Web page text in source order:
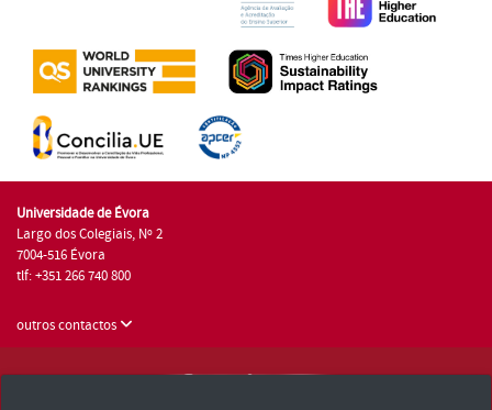
Universidade de Évora
Largo dos Colegiais, Nº 2
7004-516 Évora
tlf: +351 266 740 800
outros contactos